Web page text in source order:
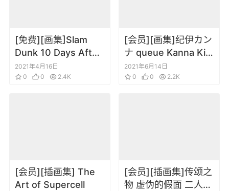
[免费][画集]Slam
Dunk 10 Days After
That10ら 灌篮高手
10日后 井上雄彦画集
2021年4月16日
0
0 2.4K
[会员][画集]纪伊カン
ナ queue Kanna Kii
春风 海边的异邦人
2021年6月14日
0
0 2.2K
[会员][插画集] The
Art of Supercell
[会员][插画集]传颂之
物 虚伪的假面 二人的